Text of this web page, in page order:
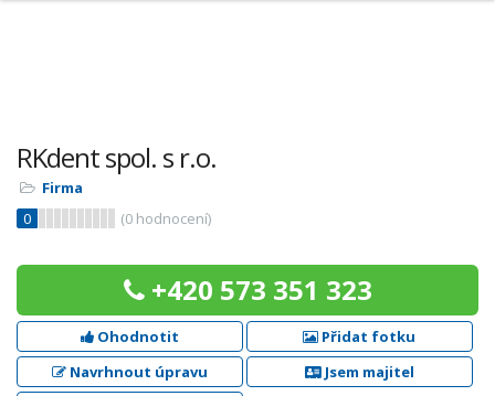
RKdent spol. s r.o.
Firma
0
(0 hodnocení)
+420 573 351 323
Ohodnotit
Přidat fotku
Navrhnout úpravu
Jsem majitel